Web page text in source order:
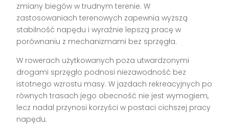
zmiany biegów w trudnym terenie. W
zastosowaniach terenowych zapewnia wyższą
stabilność napędu i wyraźnie lepszą pracę w
porównaniu z mechanizmami bez sprzęgła.
W rowerach użytkowanych poza utwardzonymi
drogami sprzęgło podnosi niezawodność bez
istotnego wzrostu masy. W jazdach rekreacyjnych po
równych trasach jego obecność nie jest wymogiem,
lecz nadal przynosi korzyści w postaci cichszej pracy
napędu.